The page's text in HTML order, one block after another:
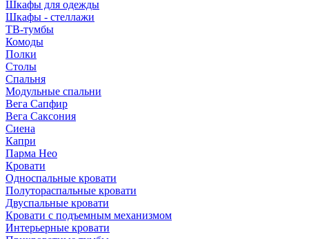
Шкафы для одежды
Шкафы - стеллажи
ТВ-тумбы
Комоды
Полки
Столы
Спальня
Модульные спальни
Вега Сапфир
Вега Саксония
Сиена
Капри
Парма Нео
Кровати
Односпальные кровати
Полутораспальные кровати
Двуспальные кровати
Кровати с подъемным механизмом
Интерьерные кровати